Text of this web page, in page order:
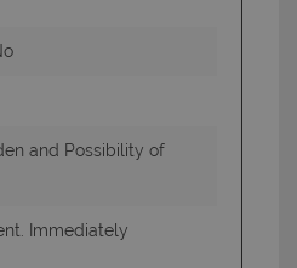
and Possibility of
Immediately